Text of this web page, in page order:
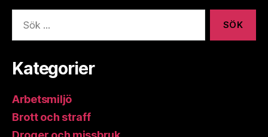
efter:
Kategorier
Arbetsmiljö
Brott och straff